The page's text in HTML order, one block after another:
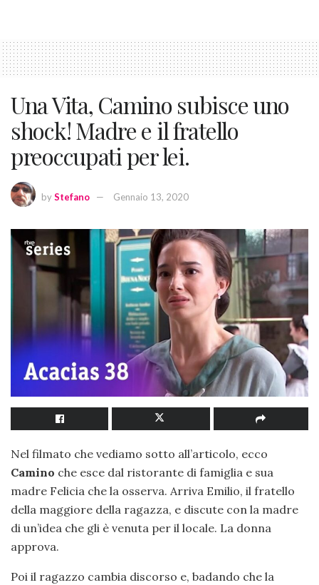
Una Vita, Camino subisce uno
shock! Madre e il fratello
preoccupati per lei.
byStefano Gennaio 13, 2020
Nel filmato che vediamo sotto all’articolo, ecco
Camino che esce dal ristorante di famiglia e sua
madre Felicia che la osserva. Arriva Emilio, il fratello
della maggiore della ragazza, e discute con la madre
di un’idea che gli è venuta per il locale. La donna
approva.
Poi il ragazzo cambia discorso e, badando che la